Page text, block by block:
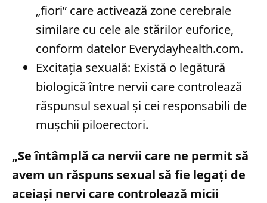
„fiori” care activează zone cerebrale
similare cu cele ale stărilor euforice,
conform datelor Everydayhealth.com.
Excitația sexuală: Există o legătură
biologică între nervii care controlează
răspunsul sexual și cei responsabili de
mușchii piloerectori.
„Se întâmplă ca nervii care ne permit să
avem un răspuns sexual să fie legați de
aceiași nervi care controlează micii